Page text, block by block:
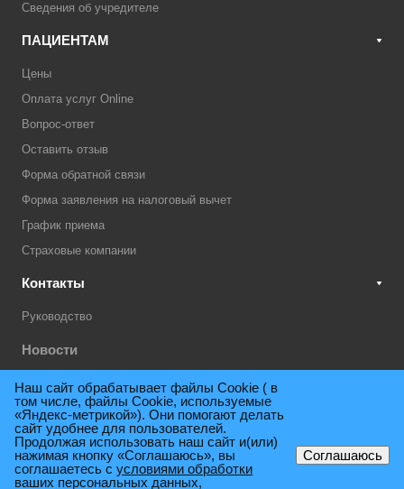
Сведения об учредителе
ПАЦИЕНТАМ
Цены
Оплата услуг Online
Вопрос-ответ
Оставить отзыв
Форма обратной связи
Форма заявления на налоговый вычет
График приема
Страховые компании
Контакты
Руководство
Новости
Техническая поддержка
© 2009 - 2026. Поликлиника консультативно-диагностическая им.
Е.М.Нигинского
Наш сайт обрабатывает файлы Cookie ( в
том числе, файлы Cookie, используемые
«Яндекс-метрикой»). Они помогают делать
сайт удобнее для пользователей.
Продолжая использовать наш сайт и(или)
нажимая кнопку «Соглашаюсь», вы
соглашаетесь сусловиями обработки
ваших персональных данных,
Соглашаюсь